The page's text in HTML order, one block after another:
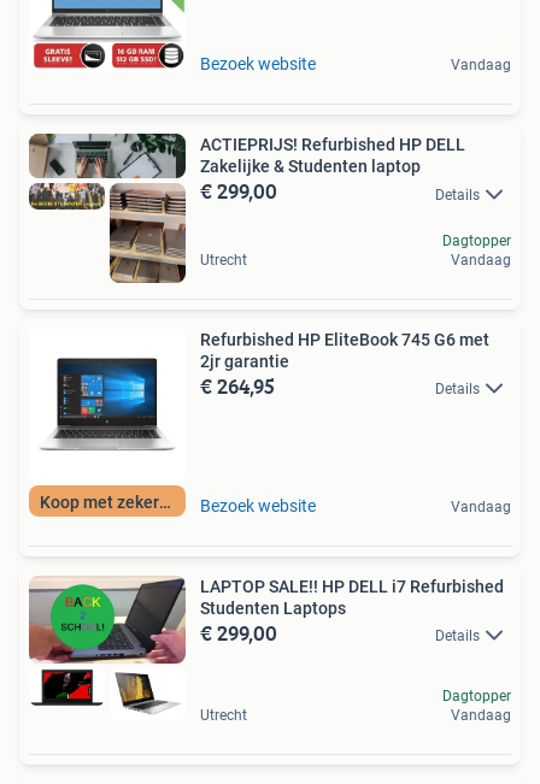
Bezoek website Vandaag
ACTIEPRIJS! Refurbished HP DELL
Zakelijke & Studenten laptop
€ 299,00 Details
Utrecht
Dagtopper
Vandaag
Koop met zekerheid
Refurbished HP EliteBook 745 G6 met
2jr garantie
€ 264,95 Details
Bezoek website Vandaag
LAPTOP SALE!! HP DELL i7 Refurbished
Studenten Laptops
€ 299,00 Details
Utrecht
Dagtopper
Vandaag